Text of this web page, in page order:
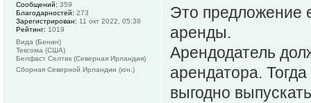
Это предложение
аренды.
Арендодатель
арендатора.
выгодно
Сообщений: 359
Благодарностей: 273
Зарегистрирован: 11 окт 2022, 05:38
Рейтинг: 1019
Вида (Бенин)
Тексома (США)
Белфаст Селтик (Северная Ирландия)
Сборная Северной Ирландии (юн.)